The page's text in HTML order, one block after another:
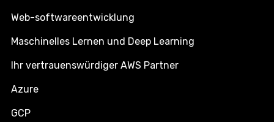
Web-softwareentwicklung
Maschinelles Lernen und Deep Learning
Ihr vertrauenswürdiger AWS Partner
Azure
GCP